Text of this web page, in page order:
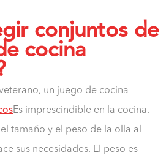
conjuntos de
cocina
un juego de cocina
Es imprescindible en la cocina.
tamaño y el peso de la olla al
sus necesidades. El peso es